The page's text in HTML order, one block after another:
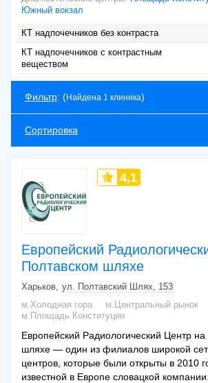
Южный вокзал
КТ надпочечников без контраста
КТ надпочечников с контрастным
веществом
Фильтр: (Найдена 1 клиника)
Сортировка
Европейский
Полтавском шляхе
4,1
Харьков ул. Полтавский Шлях, 153
м.Холодная гора
м.Центральный рынок
м.Площадь Конституции
Европейский Радиологический Центр
шляхе — один из филиалов широкой
центров, которые были открыты в 2010
известной в Европе словацкой